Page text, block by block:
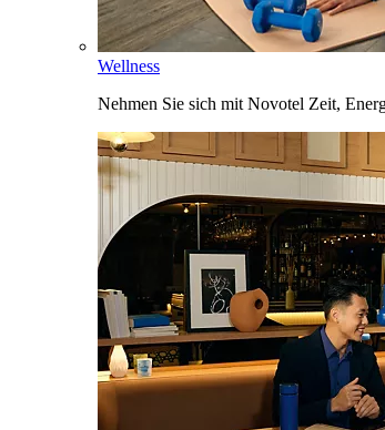
Wellness
Nehmen Sie sich mit Novotel Zeit,